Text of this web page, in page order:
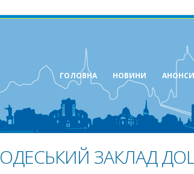
ГОЛОВНА НОВИНИ АНОНСИ
ОДЕСЬКИЙ ЗАКЛАД